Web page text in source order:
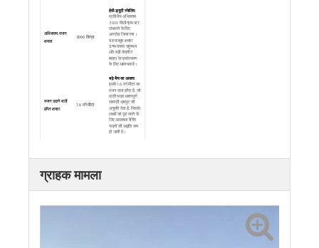
अधिकतम. वजन
क्षमता
3000 किग्रा
हेवी-ड्यूटी स्केलिंग:
प्रति बैच अधिकतम
3000 किलोग्राम भार
संभालने के लिए
अपग्रेड किया गया।
यह मजबूत क्षमता
उच्च-घनत्व समुच्चय
और बड़ी कंक्रीट
मात्रा के प्रसंस्करण
के लिए आवश्यक है।
वजन उठाने वाली
हॉपर क्षमता
1.6 वर्ग मीटर
बड़े बैच का आकार:
इसमें 1.6 वर्ग मीटर का
वजन वाला हॉपर है, जो
प्रति चक्र महत्वपूर्ण
सामग्री थ्रूपुट की
अनुमति देता है, जिससे
लक्ष्यों को पूरा करने के
लिए आवश्यक बैचिंग
चक्रों की आवृत्ति कम
हो जाती है।
कॉन्फ़िगरेशन
आकार)
उपयोग करता है, जो
ग्राहक मामला